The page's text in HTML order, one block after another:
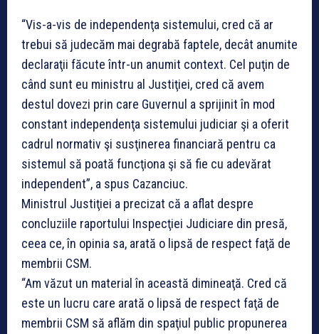
“Vis-a-vis de independenţa sistemului, cred că ar
trebui să judecăm mai degrabă faptele, decât anumite
declaraţii făcute într-un anumit context. Cel puţin de
când sunt eu ministru al Justiţiei, cred că avem
destul dovezi prin care Guvernul a sprijinit în mod
constant independenţa sistemului judiciar şi a oferit
cadrul normativ şi susţinerea financiară pentru ca
sistemul să poată funcţiona şi să fie cu adevărat
independent”, a spus Cazanciuc.
Ministrul Justiţiei a precizat că a aflat despre
concluziile raportului Inspecţiei Judiciare din presă,
ceea ce, în opinia sa, arată o lipsă de respect faţă de
membrii CSM.
“Am văzut un material în această dimineaţă. Cred că
este un lucru care arată o lipsă de respect faţă de
membrii CSM să aflăm din spaţiul public propunerea